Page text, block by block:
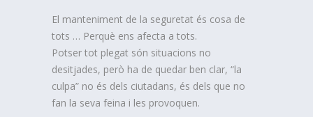
El manteniment de la seguretat és cosa de
tots … Perquè ens afecta a tots.
Potser tot plegat són situacions no
desitjades, però ha de quedar ben clar, “la
culpa” no és dels ciutadans, és dels que no
fan la seva feina i les provoquen.